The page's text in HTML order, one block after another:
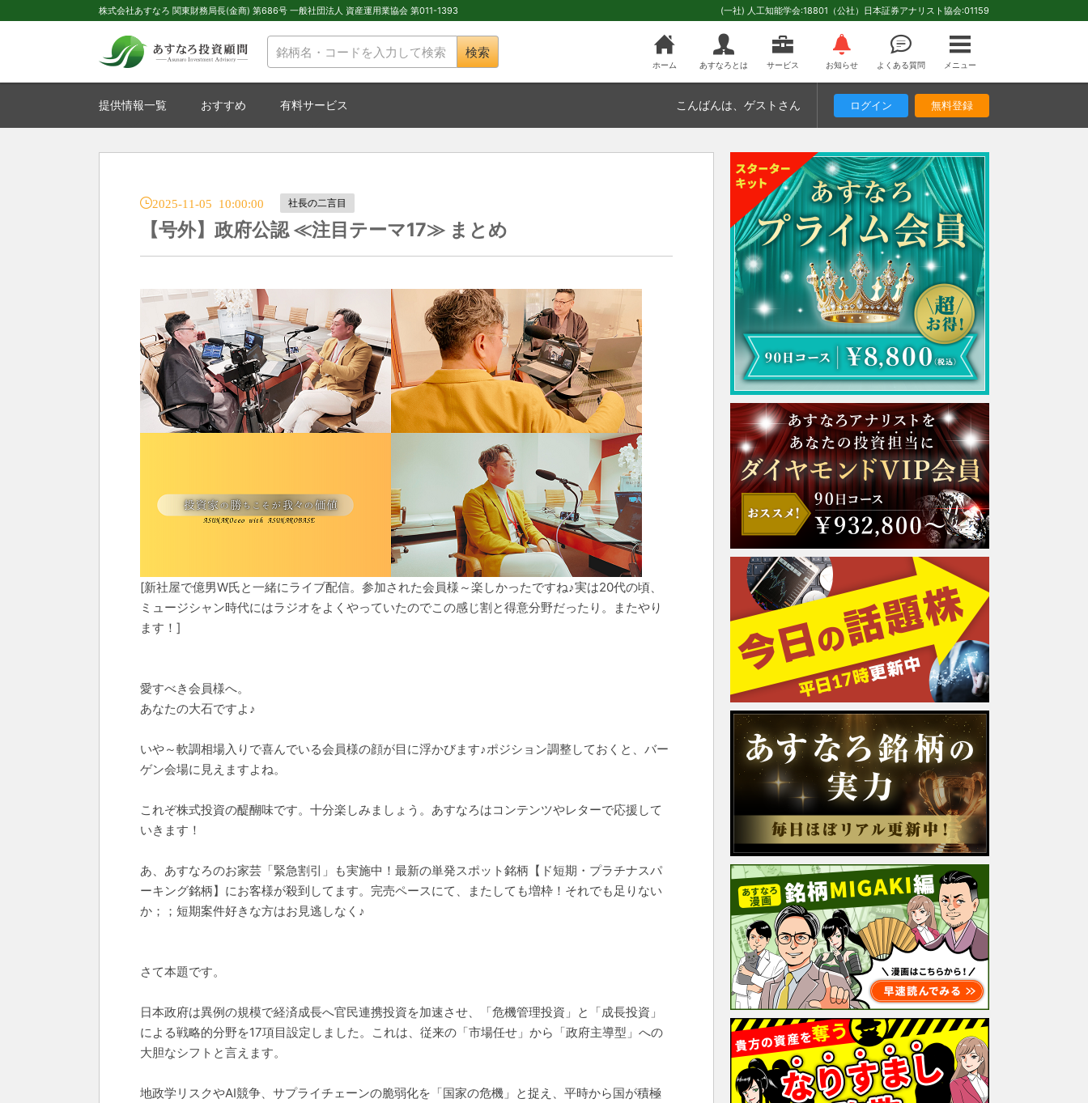
株式会社あすなろ 関東財務局長(金商) 第686号 一般社団法人 資産運用業協会 第011-1393 (一社) 人工知能学会:18801（公社）日本証券アナリスト協会:01159
検索
ホーム あすなろとは サービス お知らせ よくある質問 メニュー
提供情報一覧 おすすめ 有料サービス こんばんは 、ゲストさん ログイン 無料登録
2025-11-05 10:00:00 社長の二言目
【号外】政府公認 ≪注目テーマ17≫ まとめ
[新社屋で億男W氏と一緒にライブ配信。参加された会員様～楽しかったですね♪実は20代の頃、
ミュージシャン時代にはラジオをよくやっていたのでこの感じ割と得意分野だったり。またやり
ます！]
愛すべき会員様へ。
あなたの大石ですよ♪
いや～軟調相場入りで喜んでいる会員様の顔が目に浮かびます♪ポジション調整しておくと、バー
ゲン会場に見えますよね。
これぞ株式投資の醍醐味です。十分楽しみましょう。あすなろはコンテンツやレターで応援して
いきます！
あ、あすなろのお家芸「緊急割引」も実施中！最新の単発スポット銘柄【ド短期・プラチナスパ
ーキング銘柄】にお客様が殺到してます。完売ペースにて、またしても増枠！それでも足りない
か；；短期案件好きな方はお見逃しなく♪
さて本題です。
日本政府は異例の規模で経済成長へ官民連携投資を加速させ、「危機管理投資」と「成長投資」
による戦略的分野を17項目設定しました。これは、従来の「市場任せ」から「政府主導型」への
大胆なシフトと言えます。
地政学リスクやAI競争、サプライチェーンの脆弱化を「国家の危機」と捉え、平時から国が積極